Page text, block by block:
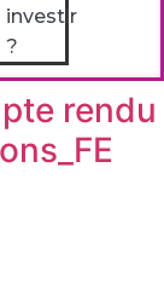
investir
?
rendu